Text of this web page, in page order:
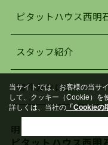
明石駅・西明石駅
でお部屋探してい
お探しになってく
着の物件の情報を
を行っており地域
ります。店頭で限
の不動産のスタイ
自身でインターネ
ピタットハウス西明
スタッフ紹介
物件カタログ
明石市内で賃貸を探
ピタットハウス西明
当サイトでは、お客様の当サ
して、クッキー（Cookie）を
詳しくは、当社の「Cookieの